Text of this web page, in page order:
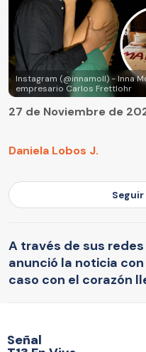
Instagram (@innamoll) - Inna
empresario Carlos Frettlohr
Daniela Lobos J.
27 de Noviembre de
Seguir
A través de sus
anunció la noticia
caso con el corazón
Señal